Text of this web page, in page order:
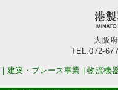
大阪
TEL.072-
建築・ブレース事業 |物流機